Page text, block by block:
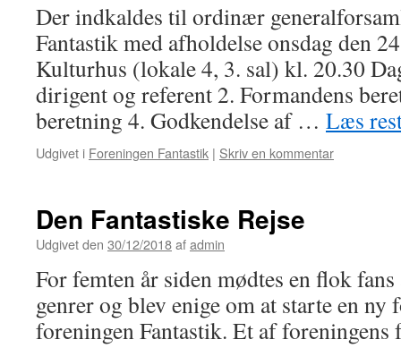
Der indkaldes til ordinær
Fantastik med afholdelse onsdag den
Kulturhus (lokale 4, 3. sal) kl. 20.30
dirigent og referent 2. Formandens
beretning 4. Godkendelse af … Læs
Udgivet i Foreningen Fantastik | Skriv en kommentar
Den Fantastiske Rejse
Udgivet den 30/12/2018afadmin
For femten år siden mødtes en flok
genrer og blev enige om at starte en
foreningen Fantastik. Et af foreningens